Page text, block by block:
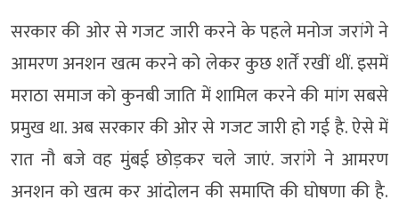
सरकार की ओर से गजट जारी करने के पहले मनोज जरांगे ने
आमरण अनशन खत्म करने को लेकर कुछ शर्तें रखीं थीं. इसमें
मराठा समाज को कुनबी जाति में शामिल करने की मांग सबसे
प्रमुख था. अब सरकार की ओर से गजट जारी हो गई है. ऐसे में
रात नौ बजे वह मुंबई छोड़कर चले जाएं. जरांगे ने आमरण
अनशन को खत्म कर आंदोलन की समाप्ति की घोषणा की है.